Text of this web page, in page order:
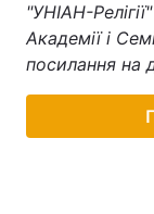
"УНІАН-
Академії і
посилання на